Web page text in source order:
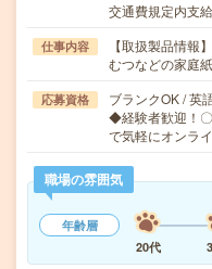
交通費規定内支給
仕事内容
【取扱製品情報
むつなどの家庭
応募資格
ブランクOK / 英
◆経験者歓迎！
で気軽にオンラ
職場の雰囲気
年齢層
20代